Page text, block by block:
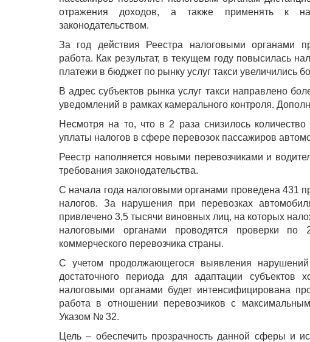
отражения доходов, а также применять к
законодательством.
За год действия Реестра налоговыми органами
работа. Как результат, в текущем году повысилась
платежи в бюджет по рынку услуг такси увеличились
В адрес субъектов рынка услуг такси направлено
уведомлений в рамках камерального контроля.
Несмотря на то, что в 2 раза снизилось
уплаты налогов в сфере перевозок пассажиров
Реестр наполняется новыми перевозчиками и
требования законодательства.
С начала года налоговыми органами проведена 431
налогов. За нарушения при перевозках
привлечено 3,5 тысячи виновных лиц, на которых
налоговыми органами проводятся проверки по
коммерческого перевозчика страны.
С учетом продолжающегося выявления
достаточного периода для адаптации
налоговыми органами будет интенсифицирована
работа в отношении перевозчиков с
Указом № 32.
Цель – обеспечить прозрачность данной сферы и